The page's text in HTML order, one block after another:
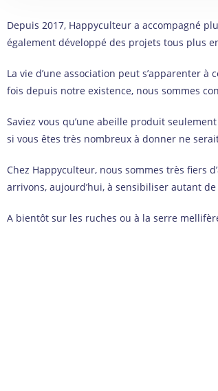
Depuis 2017, Happyculteur a accompagné
également développé des projets tous plus
La vie d’une association peut s’apparenter
fois depuis notre existence, nous sommes
Saviez vous qu’une abeille produit
si vous êtes très nombreux à donner ne
Chez Happyculteur, nous sommes très fiers
arrivons, aujourd’hui, à sensibiliser autant
A bientôt sur les ruches ou à la serre